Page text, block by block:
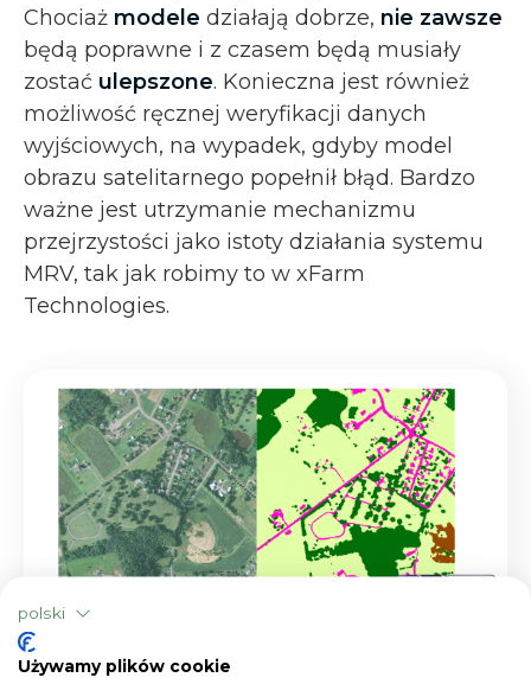
Chociaż modele działają dobrze, nie zawsze
będą poprawne i z czasem będą musiały
zostać ulepszone. Konieczna jest również
możliwość ręcznej weryfikacji danych
wyjściowych, na wypadek, gdyby model
obrazu satelitarnego popełnił błąd. Bardzo
ważne jest utrzymanie mechanizmu
przejrzystości jako istoty działania systemu
MRV, tak jak robimy to w xFarm
Technologies.
polski
Używamy plików cookie